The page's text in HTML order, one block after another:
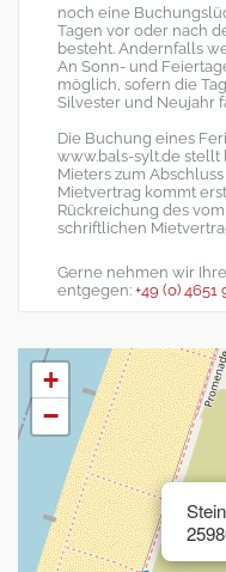
noch eine
Tagen vor oder nach
besteht. Andernfalls
An Sonn- und
möglich, sofern die
Silvester und Neujahr
Die Buchung eines
www.bals-sylt.de
Mieters zum
Mietvertrag kommt
Rückreichung des
schriftlichen
Gerne nehmen wir
entgegen: +49 (0) 4651
+
−